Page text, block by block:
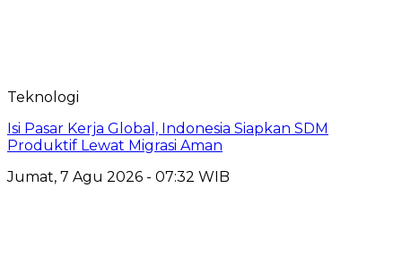
Teknologi
​Isi Pasar Kerja Global, Indonesia Siapkan SDM
Produktif Lewat Migrasi Aman
Jumat, 7 Agu 2026 - 07:32 WIB